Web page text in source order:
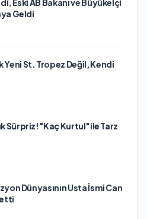
Geldi
Yeni St. Tropez Değil, Kendi
Sürpriz! "Kaç Kurtul" ile Tarz
Dünyasının Usta İsmi Can